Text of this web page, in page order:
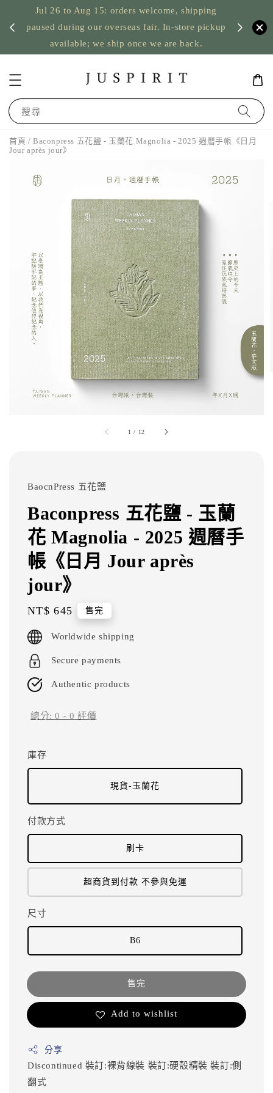
Jul 26 to Aug 15: orders welcome, shipping
paused during our overseas fair. In-store pickup
available; we ship once we are back.
US
搜尋
首頁 / Baconpress 五花鹽 - 玉蘭花 Magnolia - 2025 週曆手帳《日月
Jour après jour》
1 / 12
BaocnPress 五花鹽
Baconpress 五花鹽 - 玉蘭
花 Magnolia - 2025 週曆手
帳《日月 Jour après
jour》
Regular
price
NT$ 645 售完
Worldwide shipping
Secure payments
Authentic products
總分:0 - 0 評價
庫存
現貨-玉蘭花
付款方式
刷卡
超商貨到付款 不參與免運
尺寸
B6
售完
Add to wishlist
分享
Discontinued 裝訂:裸背線裝 裝訂:硬殼精裝裝訂:側
翻式